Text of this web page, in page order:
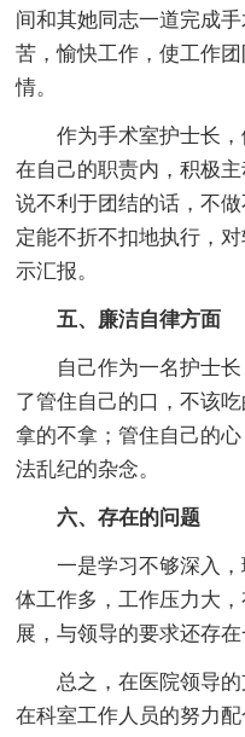
间和其她同志一道完成
苦，愉快工作，使工作
情。
作为手术室护士长，
在自己的职责内，积极
说不利于团结的话，不
定能不折不扣地执行，
示汇报。
五、廉洁自律方面
自己作为一名护士长
了管住自己的口，不该
拿的不拿；管住自己的
法乱纪的杂念。
六、存在的问题
一是学习不够深入，
体工作多，工作压力大
展，与领导的要求还存在
总之，在医院领导的
在科室工作人员的努力